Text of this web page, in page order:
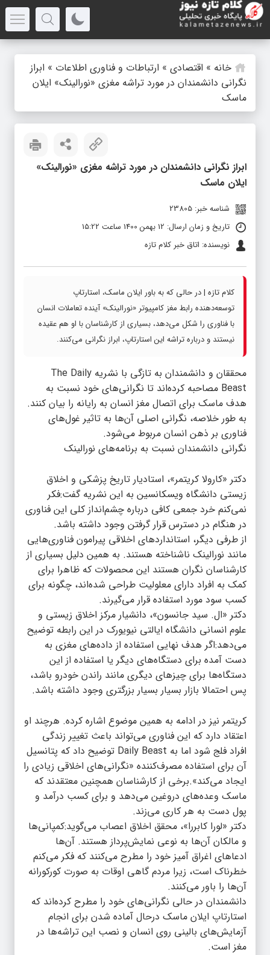
خانه » اقتصادی » ارتباطات و فناوری اطلاعات » ابراز
نگرانی دانشمندان در مورد تراشه مغزی «نورالینک» ایلان
ماسک
ابراز نگرانی دانشمندان در مورد تراشه مغزی «نورالینک»
ایلان ماسک
شناسه خبر: 23805
تاریخ و زمان ارسال: 12 بهمن 1400 ساعت 15:22
نویسنده: اتاق خبر کلام تازه
کلام تازه | در حالی که به باور ایلان ماسک، استارتاپ
توسعه‌دهنده رابط مغز کامپیوتر «نورالینک» آینده تعاملات انسان
با فناوری را شکل می‌دهد، بسیاری از کارشناسان با او هم عقیده
نیستند و درباره تراشه این استارتاپ، ابراز نگرانی می‌کنند.
محققان و دانشمندان به تازگی با نشریه The Daily
Beast مصاحبه کرده‌اند تا نگرانی‌های خود نسبت به
هدف ماسک برای اتصال مغز انسان به رایانه را بیان کنند.
به طور خلاصه، نگرانی اصلی آن‌ها به تاثیر غول‌های
فناوری بر ذهن انسان مربوط می‌شود.
نگرانی دانشمندان نسبت به برنامه‌های نورالینک
دکتر «کارولا کریتمر»، استادیار تاریخ پزشکی و اخلاق
زیستی دانشگاه ویسکانسین به این نشریه گفت:فکر
نمی‌کنم خرد جمعی کافی درباره چشم‌انداز کلی این فناوری
در هنگام در دسترس قرار گرفتن وجود داشته باشد.
از طرفی دیگر، استانداردهای اخلاقی پیرامون فناوری‌هایی
مانند نورالینک ناشناخته هستند. به همین دلیل بسیاری از
کارشناسان نگران هستند این محصولات که ظاهرا برای
کمک به افراد دارای معلولیت طراحی شده‌اند، چگونه برای
کسب سود مورد استفاده قرار می‌گیرند.
دکتر «ال. سید جانسون»، دانشیار مرکز اخلاق زیستی و
علوم انسانی دانشگاه ایالتی نیویورک در این رابطه توضیح
می‌دهد:اگر هدف نهایی استفاده از داده‌های مغزی به
دست آمده برای دستگاه‌های دیگر یا استفاده از این
دستگاه‌ها برای چیزهای دیگری مانند راندن خودرو باشد،
پس احتمالا بازار بسیار بسیار بزرگتری وجود داشته باشد.
کریتمر نیز در ادامه به همین موضوع اشاره کرده. هرچند او
اعتقاد دارد که این فناوری می‌تواند باعث تغییر زندگی
افراد فلج شود اما به Daily Beast توضیح داد که پتانسیل
آن برای استفاده مصرف‌کننده «نگرانی‌های اخلاقی زیادی را
ایجاد می‌کند».برخی از کارشناسان همچنین معتقدند که
ماسک وعده‌های دروغین می‌دهد و برای کسب درآمد و
پول دست به هر کاری می‌زند.
دکتر «لورا کابررا»، محقق اخلاق اعصاب می‌گوید:کمپانی‌ها
و مالکان آن‌ها به نوعی نمایش‌پرداز هستند. آن‌ها
ادعاهای اغراق آمیز خود را مطرح می‌کنند که فکر می‌کنم
خطرناک است، زیرا مردم گاهی اوقات به صورت کورکورانه
آن‌ها را باور می‌کنند.
دانشمندان در حالی نگرانی‌های خود را مطرح کرده‌اند که
استارتاپ ایلان ماسک درحال آماده شدن برای انجام
آزمایش‌های بالینی روی انسان و نصب این تراشه‌ها در
مغز است.